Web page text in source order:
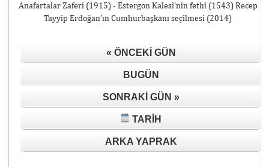
Anafartalar Zaferi (1915) - Estergon Kalesi’nin fethi (1543) Recep
Tayyip Erdoğan’ın Cumhurbaşkanı seçilmesi (2014)
« ÖNCEKI GÜN
BUGÜN
SONRAKI GÜN »
TARIH
ARKA YAPRAK